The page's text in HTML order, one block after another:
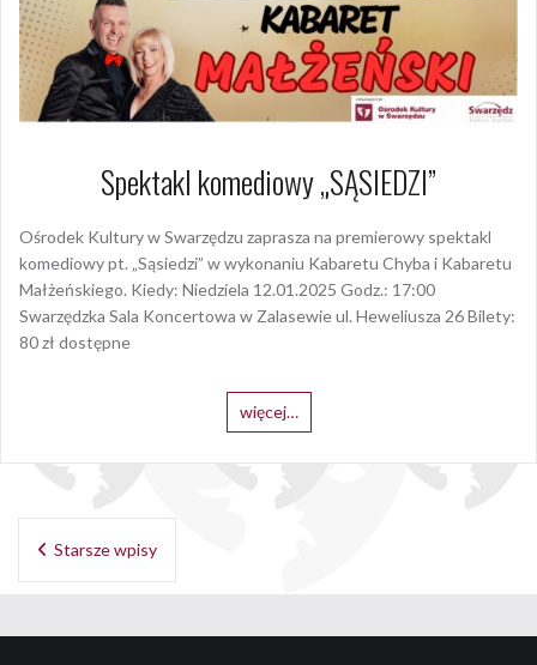
Spektakl komediowy „SĄSIEDZI”
Ośrodek Kultury w Swarzędzu zaprasza na premierowy spektakl
komediowy pt. „Sąsiedzi” w wykonaniu Kabaretu Chyba i Kabaretu
Małżeńskiego. Kiedy: Niedziela 12.01.2025 Godz.: 17:00
Swarzędzka Sala Koncertowa w Zalasewie ul. Heweliusza 26 Bilety:
80 zł dostępne
więcej…
Nawigacja
Starsze wpisy